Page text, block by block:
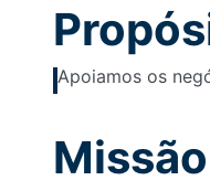
Apoiamos os
Missão